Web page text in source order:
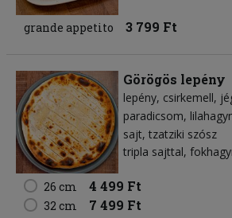
grande appetito 3 799 Ft
Görögös lepény
lepény csirkemell
paradicsom
sajt tzatziki szósz
tripla sajttal,
26 cm 4 499 Ft
32 cm 7 499 Ft